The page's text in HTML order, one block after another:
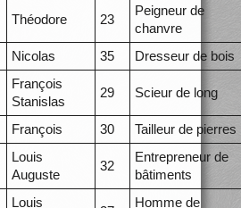
Théodore 23
Peigneur de
chanvre
Nicolas 35 Dresseur de bois
François
Stanislas
29 Scieur de long
François 30 Tailleur de pierres
Louis
Auguste
32
Entrepreneur de
bâtiments
Louis Homme de